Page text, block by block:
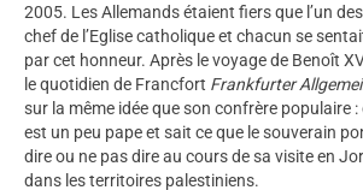
2005. Les Allemands étaient fiers que l’un
chef de l’Eglise catholique et chacun se
par cet honneur. Après le voyage de Benoît
le quotidien de Francfort Frankfurter
sur la même idée que son confrère populaire
est un peu pape et sait ce que le souverain
dire ou ne pas dire au cours de sa visite en
dans les territoires palestiniens.